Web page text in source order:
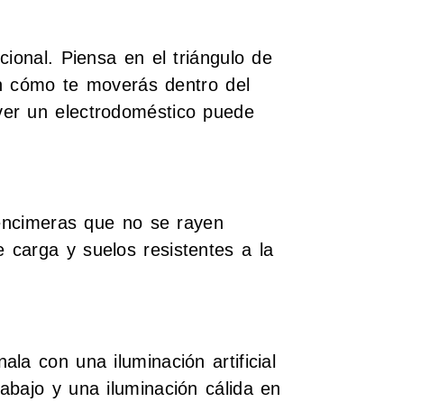
Piensa en el triángulo de
te moverás dentro del
un electrodoméstico puede
que no se rayen
carga y suelos resistentes a la
con una iluminación artificial
y una iluminación cálida en